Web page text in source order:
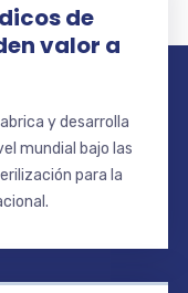
de
valor a
y desarrolla
mundial bajo las
para la